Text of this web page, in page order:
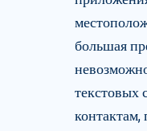
большая
текстовых
контактам,